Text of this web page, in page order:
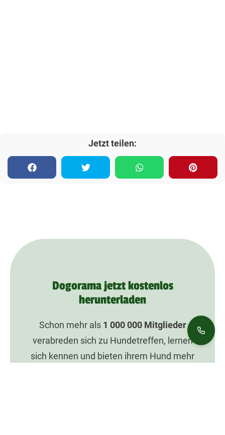
Jetzt teilen:
Dogorama jetzt kostenlos
herunterladen
Schon mehr als 1 000 000Mitglieder
verabreden sich zu Hundetreffen, lernen
sich kennen und bieten ihrem Hund mehr